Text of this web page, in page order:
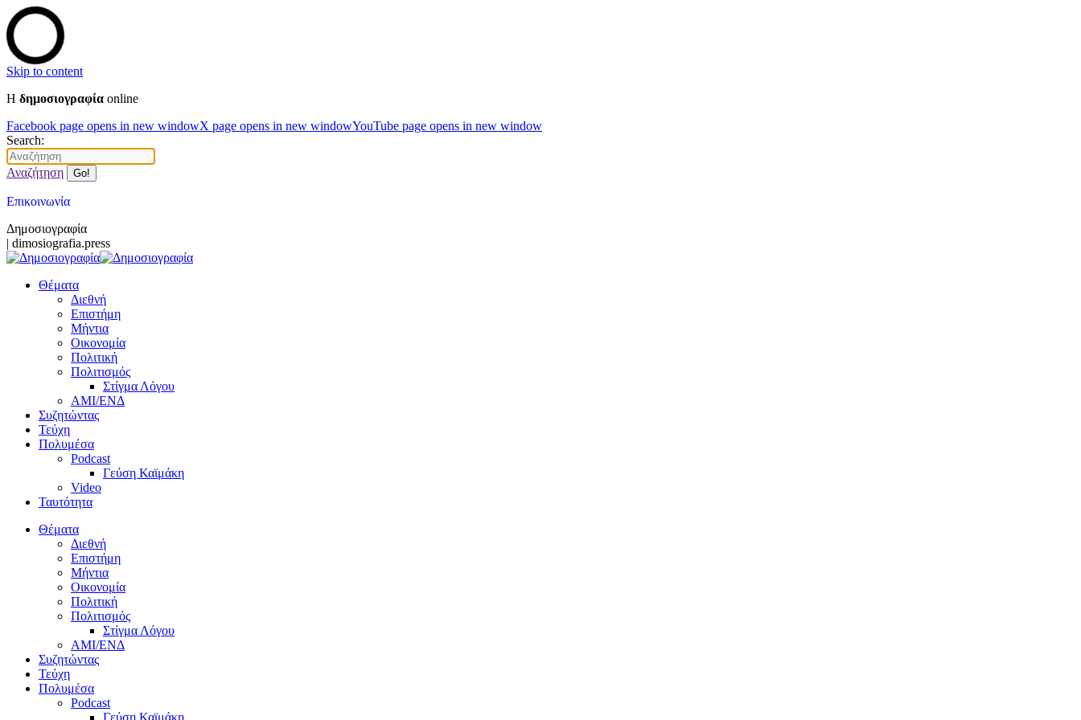
Skip to content
Η δημοσιογραφία online
Facebook page opens in new windowX page opens in new windowYouTube page opens in new window
Search:
Αναζήτηση
Επικοινωνία
Δημοσιογραφία
| dimosiografia.press
Θέματα
Διεθνή
Επιστήμη
Μήντια
Οικονομία
Πολιτική
Πολιτισμός
Στίγμα Λόγου
AMI/ΕΝΔ
Συζητώντας
Τεύχη
Πολυμέσα
Podcast
Γεύση Καϊμάκη
Video
Ταυτότητα
Θέματα
Διεθνή
Επιστήμη
Μήντια
Οικονομία
Πολιτική
Πολιτισμός
Στίγμα Λόγου
AMI/ΕΝΔ
Συζητώντας
Τεύχη
Πολυμέσα
Podcast
Γεύση Καϊμάκη